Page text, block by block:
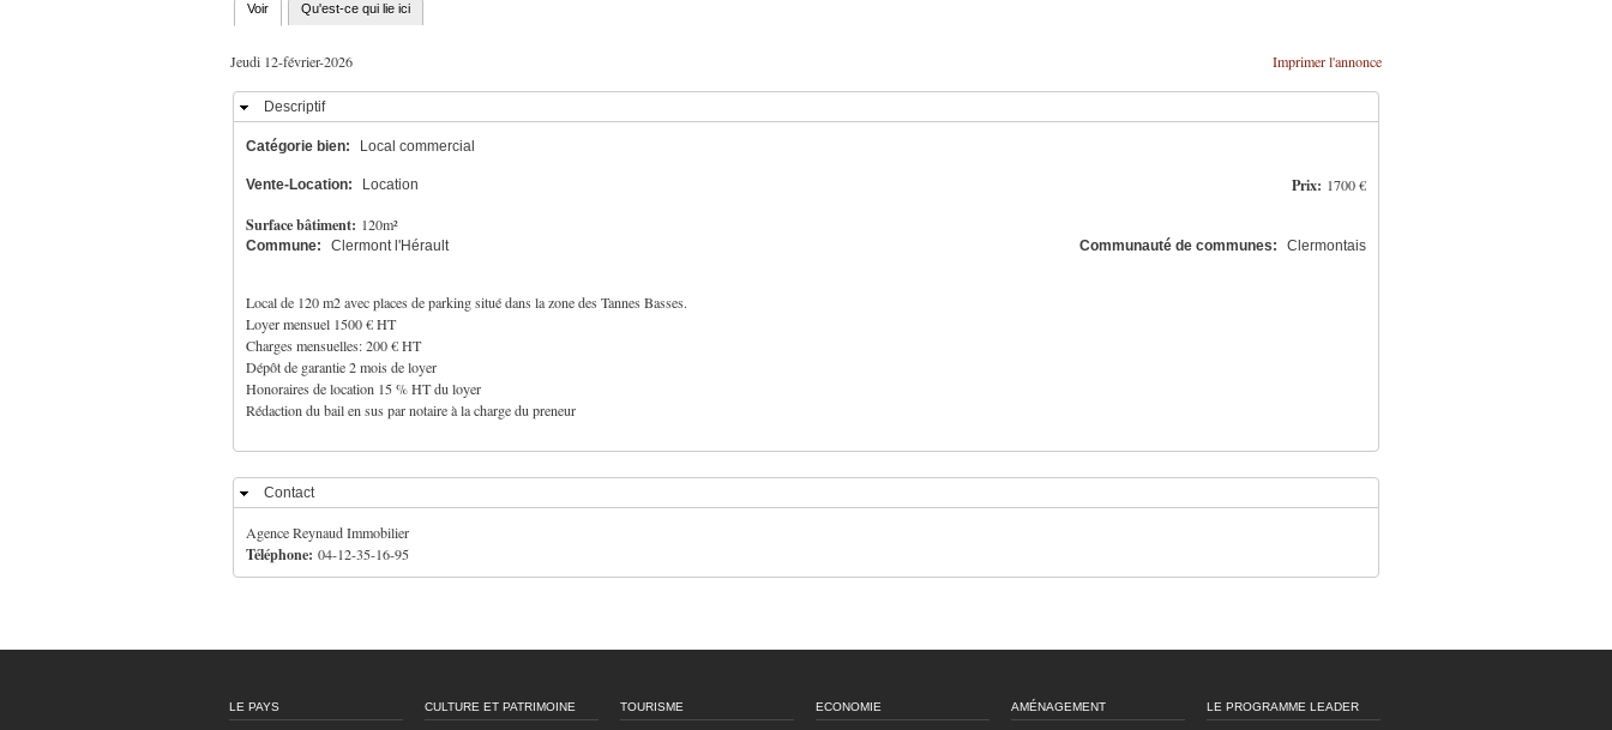
Onglets
principaux
Voir (onglet actif)
Qu'est-ce qui lie ici
Imprimer l'annonce
Jeudi 12-février-2026
Masquer
Descriptif
Catégorie bien: Local commercial
Prix: 1700 €
Vente-Location: Location
Surface bâtiment: 120m²
Communauté de communes: Clermontais
Commune: Clermont l'Hérault
Local de 120 m2 avec places de parking situé dans la zone des Tannes Basses.
Loyer mensuel 1500 € HT
Charges mensuelles: 200 € HT
Dépôt de garantie 2 mois de loyer
Honoraires de location 15 % HT du loyer
Rédaction du bail en sus par notaire à la charge du preneur
Masquer
Contact
Agence Reynaud Immobilier
Téléphone: 04-12-35-16-95
LE PAYS CULTURE ET PATRIMOINE TOURISME ECONOMIE AMÉNAGEMENT LE PROGRAMME LEADER